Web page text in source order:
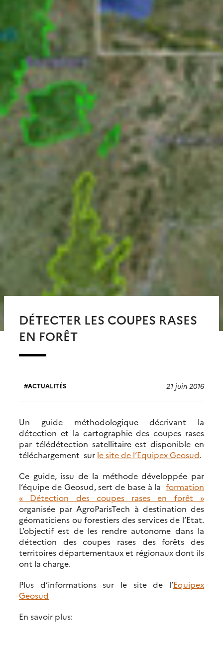
DÉTECTER LES COUPES RASES
EN FORÊT
ACTUALITÉS 21 juin 2016
Un guide méthodologique décrivant la
détection et la cartographie des coupes rases
par télédétection satellitaire est disponible en
téléchargement sur le site de l’Equipex Geosud.
Ce guide, issu de la méthode développée par
l’équipe de Geosud, sert de base à la formation
« Détection des coupes rases en forêt »
organisée par AgroParisTech à destination des
géomaticiens ou forestiers des services de l’Etat.
L’objectif est de les rendre autonome dans la
détection des coupes rases des forêts des
territoires départementaux et régionaux dont ils
ont la charge.
Plus d’informations sur le site de l’Equipex
Geosud
En savoir plus: